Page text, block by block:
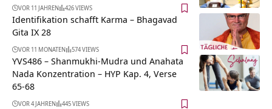
VOR 11 JAHREN 426 VIEWS
Identifikation schafft Karma – Bhagavad
Gita IX 28
VOR 11 MONATEN 574 VIEWS
YVS486 – Shanmukhi-Mudra und Anahata
Nada Konzentration – HYP Kap. 4, Verse
65-68
VOR 4 JAHREN 445 VIEWS